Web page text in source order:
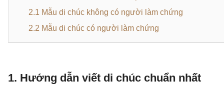
2.1 Mẫu di chúc không có người làm chứng
2.2 Mẫu di chúc có người làm chứng
1. Hướng dẫn viết di chúc chuẩn nhất